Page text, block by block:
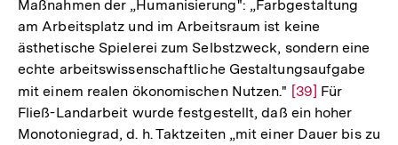
Maßnahmen der „Humanisierung": „Farbgestaltung
am Arbeitsplatz und im Arbeitsraum ist keine
ästhetische Spielerei zum Selbstzweck, sondern eine
echte arbeitswissenschaftliche Gestaltungsaufgabe
mit einem realen ökonomischen Nutzen." Zur
Auflösung
der
[39] Für
Fließ-Landarbeit wurde festgestellt, daß ein hoher
Monotoniegrad, d. h. Taktzeiten „mit einer Dauer bis zu